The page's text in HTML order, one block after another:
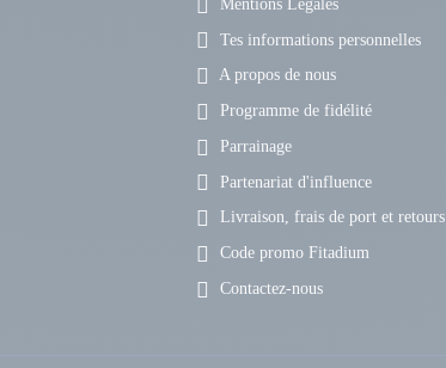
Mentions Légales
Tes informations personnelles
A propos de nous
Programme de fidélité
Parrainage
Partenariat d'influence
Livraison, frais de port et retours
Code promo Fitadium
Contactez-nous